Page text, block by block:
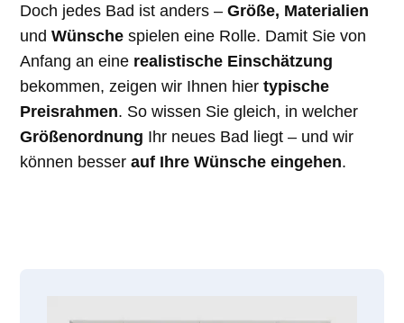
Doch jedes Bad ist anders –Größe, Materialien
undWünsche spielen eine Rolle. Damit Sie von
Anfang an eine realistische Einschätzung
bekommen, zeigen wir Ihnen hiertypische
Preisrahmen. So wissen Sie gleich, in welcher
Größenordnung Ihr neues Bad liegt – und wir
können besserauf Ihre Wünsche eingehen.